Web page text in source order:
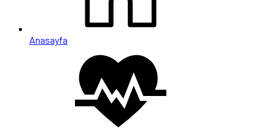
Anasayfa